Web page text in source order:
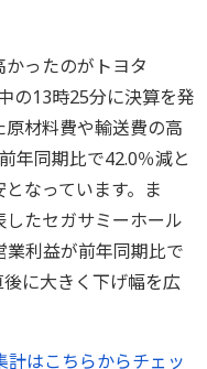
ったのがトヨタ
の13時25分に決算を発
材料費や輸送費の高
年同期比で42.0％減と
なっています。ま
たセガサミーホール
業利益が前年同期比で
に大きく下げ幅を広
はこちらからチェッ